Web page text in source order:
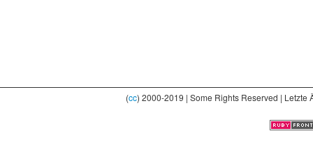
(cc) 2000-2019 | Some Rights Reserved |